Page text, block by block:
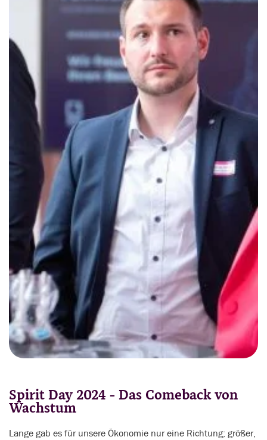
Spirit Day 2024 - Das Comeback von
Wachstum
Lange gab es für unsere Ökonomie nur eine Richtung; größer,